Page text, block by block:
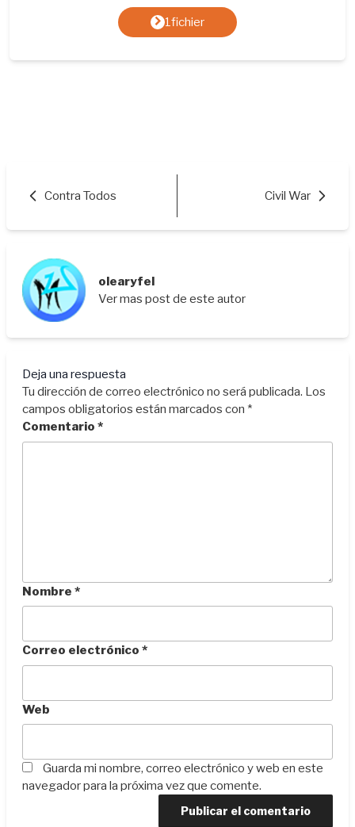
1fichier
Contra Todos Civil War
olearyfel
Ver mas post de este autor
Deja una respuesta
Tu dirección de correo electrónico no será publicada. Los
campos obligatorios están marcados con *
Comentario *
Nombre *
Correo electrónico *
Web
Guarda mi nombre, correo electrónico y web en este
navegador para la próxima vez que comente.